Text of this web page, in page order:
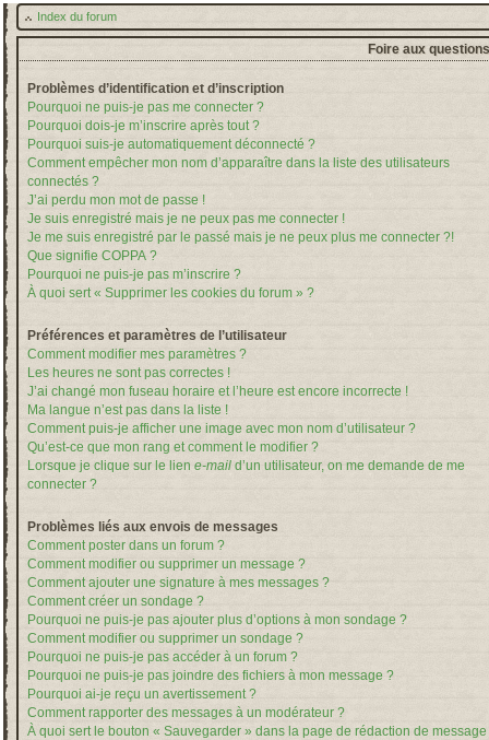
Index du forum
Foire aux
Problèmes d’identification et d’inscription
Pourquoi ne puis-je pas me connecter ?
Pourquoi dois-je m’inscrire après tout ?
Pourquoi suis-je automatiquement déconnecté ?
Comment empêcher mon nom d’apparaître dans la liste des utilisateurs
connectés ?
J’ai perdu mon mot de passe !
Je suis enregistré mais je ne peux pas me connecter !
Je me suis enregistré par le passé mais je ne peux plus me connecter ?!
Que signifie COPPA ?
Pourquoi ne puis-je pas m’inscrire ?
À quoi sert « Supprimer les cookies du forum » ?
Préférences et paramètres de l’utilisateur
Comment modifier mes paramètres ?
Les heures ne sont pas correctes !
J’ai changé mon fuseau horaire et l’heure est encore incorrecte !
Ma langue n’est pas dans la liste !
Comment puis-je afficher une image avec mon nom d’utilisateur ?
Qu’est-ce que mon rang et comment le modifier ?
Lorsque je clique sur le lien e-mail d’un utilisateur, on me demande de me
connecter ?
Problèmes liés aux envois de messages
Comment poster dans un forum ?
Comment modifier ou supprimer un message ?
Comment ajouter une signature à mes messages ?
Comment créer un sondage ?
Pourquoi ne puis-je pas ajouter plus d’options à mon sondage ?
Comment modifier ou supprimer un sondage ?
Pourquoi ne puis-je pas accéder à un forum ?
Pourquoi ne puis-je pas joindre des fichiers à mon message ?
Pourquoi ai-je reçu un avertissement ?
Comment rapporter des messages à un modérateur ?
À quoi sert le bouton « Sauvegarder » dans la page de rédaction de message